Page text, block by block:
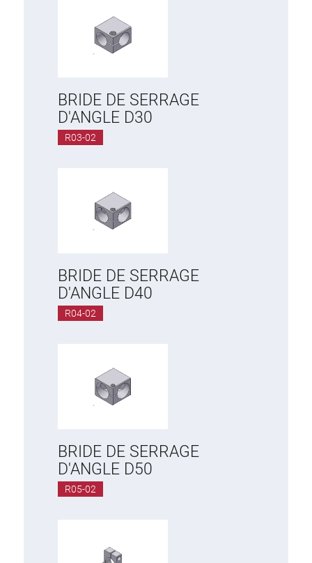
BRIDE DE SERRAGE
D'ANGLE D30
R03-02
BRIDE DE SERRAGE
D'ANGLE D40
R04-02
BRIDE DE SERRAGE
D'ANGLE D50
R05-02